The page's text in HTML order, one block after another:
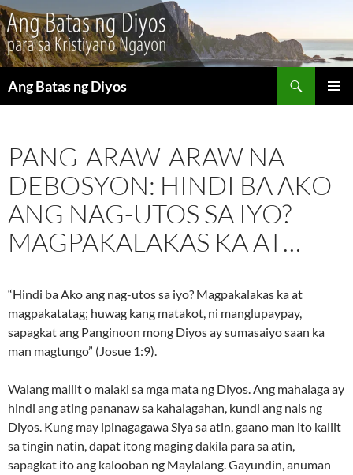
Ang Batas ng Diyos
PANG-ARAW-ARAW NA
DEBOSYON: HINDI BA AKO
ANG NAG-UTOS SA IYO?
MAGPAKALAKAS KA AT…
“Hindi ba Ako ang nag-utos sa iyo? Magpakalakas ka at
magpakatatag; huwag kang matakot, ni manglupaypay,
sapagkat ang Panginoon mong Diyos ay sumasaiyo saan ka
man magtungo” (Josue 1:9).
Walang maliit o malaki sa mga mata ng Diyos. Ang mahalaga ay
hindi ang ating pananaw sa kahalagahan, kundi ang nais ng
Diyos. Kung may ipinagagawa Siya sa atin, gaano man ito kaliit
sa tingin natin, dapat itong maging dakila para sa atin,
sapagkat ito ang kalooban ng Maylalang. Gayundin, anuman